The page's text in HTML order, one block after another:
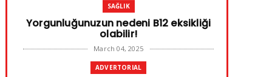
SAĞLIK
Yorgunluğunuzun nedeni B12 eksikliği
olabilir!
March 04, 2025
ADVERTORIAL